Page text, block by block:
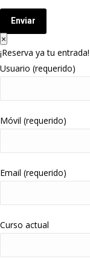
Enviar
×
¡Reserva ya tu entrada!
Usuario (requerido)
Móvil (requerido)
Email (requerido)
Curso actual